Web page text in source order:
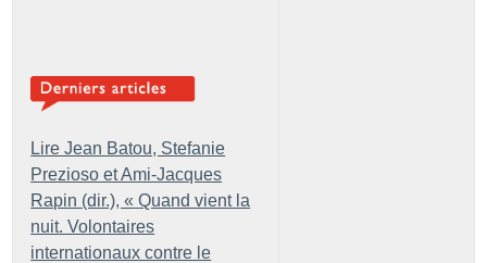
Lire Jean Batou, Stefanie
Prezioso et Ami-Jacques
Rapin (dir.), « Quand vient la
nuit. Volontaires
internationaux contre le